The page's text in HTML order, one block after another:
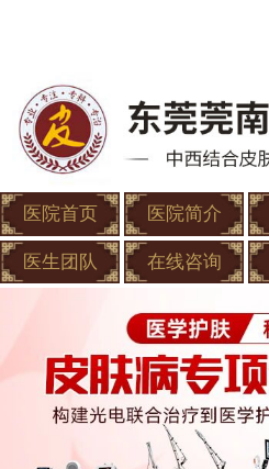
医院首页 医院简介
医生团队 在线咨询